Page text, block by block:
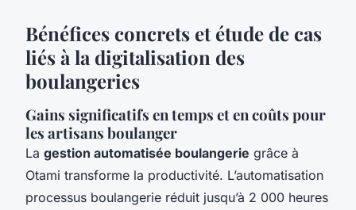
Bénéfices concrets et étude de cas
liés à la digitalisation des
boulangeries
Gains significatifs en temps et en coûts pour
les artisans boulanger
La gestion automatisée boulangerie grâce à
Otami transforme la productivité. L’automatisation
processus boulangerie réduit jusqu’à 2 000 heures